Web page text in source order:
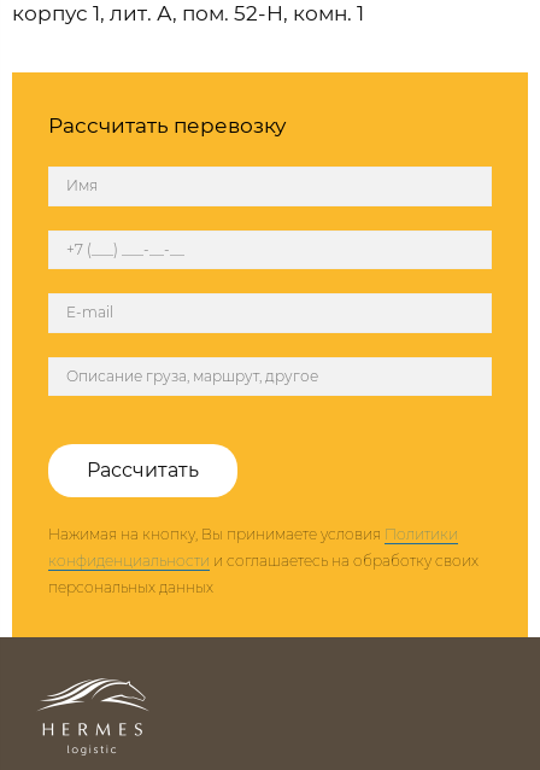
корпус 1, лит. А, пом. 52-Н, комн. 1
Рассчитать перевозку
Рассчитать
Нажимая на кнопку, Вы принимаете условия Политики
конфиденциальности и соглашаетесь на обработку своих
персональных данных